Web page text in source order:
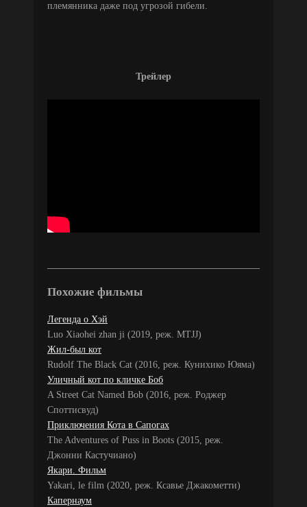
племянника даже под угрозой гибели.
Трейлер
Похожие фильмы
Легенда о Хэй
Luo Xiaohei zhan ji (2019, реж. MTJJ)
Жил-был кот
Rudolf The Black Cat (2016, реж. Кунихико Юяма)
Уличный кот по кличке Боб
A Street Cat Named Bob (2016, реж. Роджер
Споттисвуд)
Приключения Кота в Сапогах
The Adventures of Puss in Boots (2015, реж.
Джонни Кастучиано)
Якари. Фильм
Yakari, le film (2020, реж. Ксавье Джакометти)
Капернаум